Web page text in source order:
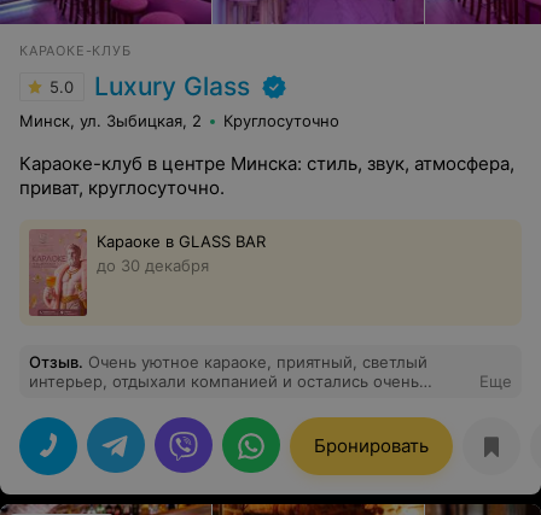
КАРАОКЕ-КЛУБ
5.0 Luxury Glass
Минск, ул. Зыбицкая, 2 Круглосуточно
Караоке-клуб в центре Минска: стиль, звук, атмосфера,
приват, круглосуточно.
Караоке в GLASS BAR
до 30 декабря
Отзыв. Очень уютное караоке, приятный, светлый
интерьер, отдыхали компанией и остались очень
хороший кальян. Напитки просто на высоте!!
Персоналу отдельное спасибо за душевный прием
Еще
Бронировать